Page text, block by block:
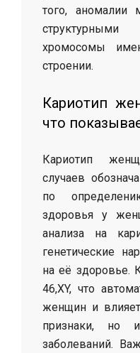
того, аномалии
хромосомы
строении.
Кариотип
что
Кариотип
случаев
по
здоровья у
анализа на
генетические
на её здоровье.
46,XY, что
женщин и
признаки, но
заболеваний.